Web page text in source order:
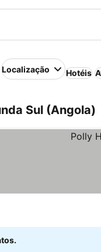
Localização Hotéis
Sul (Angola)